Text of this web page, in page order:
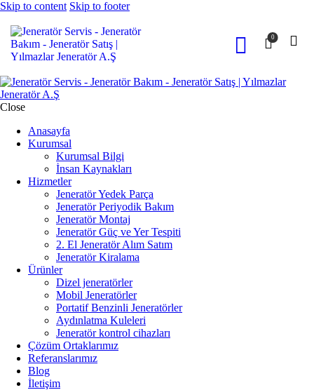
Skip to content Skip to footer
0
Close
Anasayfa
Kurumsal
Kurumsal Bilgi
İnsan Kaynakları
Hizmetler
Jeneratör Yedek Parça
Jeneratör Periyodik Bakım
Jeneratör Montaj
Jeneratör Güç ve Yer Tespiti
2. El Jeneratör Alım Satım
Jeneratör Kiralama
Ürünler
Dizel jeneratörler
Mobil Jeneratörler
Portatif Benzinli Jeneratörler
Aydınlatma Kuleleri
Jeneratör kontrol cihazları
Çözüm Ortaklarımız
Referanslarımız
Blog
İletişim